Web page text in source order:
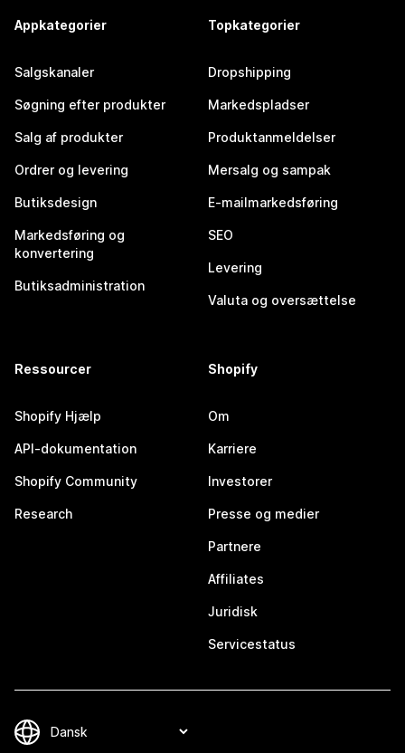
Appkategorier
Salgskanaler
Søgning efter produkter
Salg af produkter
Ordrer og levering
Butiksdesign
Markedsføring og
konvertering
Butiksadministration
Topkategorier
Dropshipping
Markedspladser
Produktanmeldelser
Mersalg og sampak
E-mailmarkedsføring
SEO
Levering
Valuta og oversættelse
Ressourcer
Shopify Hjælp
API-dokumentation
Shopify Community
Research
Shopify
Om
Karriere
Investorer
Presse og medier
Partnere
Affiliates
Juridisk
Servicestatus